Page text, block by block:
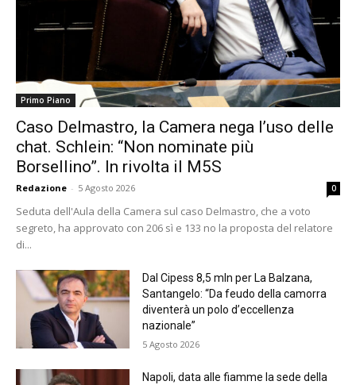
Primo Piano
Caso Delmastro, la Camera nega l’uso delle
chat. Schlein: “Non nominate più
Borsellino”. In rivolta il M5S
Redazione - 5 Agosto 2026 0
Seduta dell'Aula della Camera sul caso Delmastro, che a voto
segreto, ha approvato con 206 sì e 133 no la proposta del relatore
di...
Dal Cipess 8,5 mln per La Balzana,
Santangelo: “Da feudo della camorra
diventerà un polo d’eccellenza
nazionale”
5 Agosto 2026
Napoli, data alle fiamme la sede della